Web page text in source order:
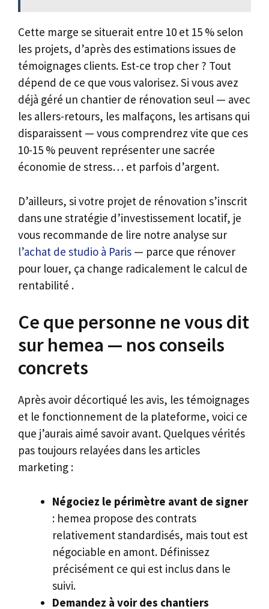
Cette marge se situerait entre 10 et 15 % selon
les projets, d’après des estimations issues de
témoignages clients. Est-ce trop cher ? Tout
dépend de ce que vous valorisez. Si vous avez
déjà géré un chantier de rénovation seul — avec
les allers-retours, les malfaçons, les artisans qui
disparaissent — vous comprendrez vite que ces
10-15 % peuvent représenter une sacrée
économie de stress… et parfois d’argent.
D’ailleurs, si votre projet de rénovation s’inscrit
dans une stratégie d’investissement locatif, je
vous recommande de lire notre analyse sur
l’achat de studio à Paris — parce que rénover
pour louer, ça change radicalement le calcul de
rentabilité .
Ce que personne ne vous dit
sur hemea — nos conseils
concrets
Après avoir décortiqué les avis, les témoignages
et le fonctionnement de la plateforme, voici ce
que j’aurais aimé savoir avant. Quelques vérités
pas toujours relayées dans les articles
marketing :
Négociez le périmètre avant de signer
: hemea propose des contrats
relativement standardisés, mais tout est
négociable en amont. Définissez
précisément ce qui est inclus dans le
suivi.
Demandez à voir des chantiers